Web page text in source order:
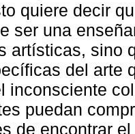
quiere decir
ser una
artísticas, sino
del arte
inconsciente
puedan
de encontrar